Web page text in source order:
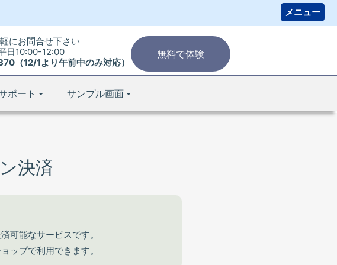
無料で体験
にお問合せ下さい
日10:00-12:00
（12/1より午前中のみ対応）
ポート サンプル画面
決済
可能なサービスです。
ップで利用できます。